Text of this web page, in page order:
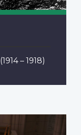
(1914 – 1918)